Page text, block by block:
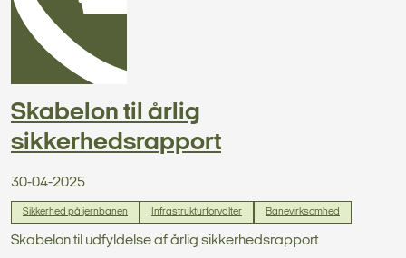
Skabelon til årlig
sikkerhedsrapport
30-04-2025
Sikkerhed på jernbanen Infrastrukturforvalter Banevirksomhed
Skabelon til udfyldelse af årlig sikkerhedsrapport